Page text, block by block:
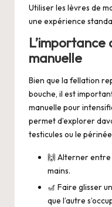
Utiliser les lèvres de
une expérience
manuelle
Bien que la fellation
bouche, il est
manuelle pour
permet d’explorer
testicules ou le
🙌 Alterner entre
mains.
🎢 Faire glisser
que l’autre